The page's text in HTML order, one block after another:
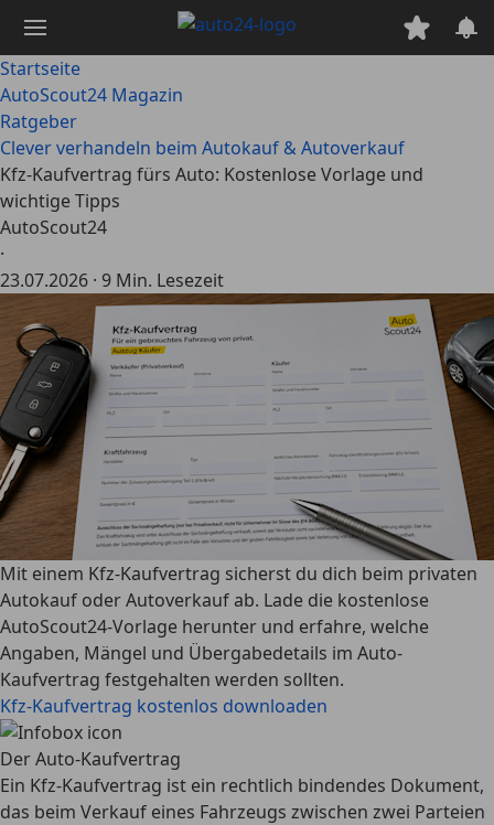
Hauptinhalt
springen
Startseite
AutoScout24 Magazin
Ratgeber
Clever verhandeln beim Autokauf & Autoverkauf
Kfz-Kaufvertrag fürs Auto: Kostenlose Vorlage und
wichtige Tipps
AutoScout24
·
23.07.2026 · 9 Min. Lesezeit
Mit einem Kfz-Kaufvertrag sicherst du dich beim privaten
Autokauf oder Autoverkauf ab. Lade die kostenlose
AutoScout24-Vorlage herunter und erfahre, welche
Angaben, Mängel und Übergabedetails im Auto-
Kaufvertrag festgehalten werden sollten.
Kfz-Kaufvertrag kostenlos downloaden
Der Auto-Kaufvertrag
Ein Kfz-Kaufvertrag ist ein rechtlich bindendes Dokument,
das beim Verkauf eines Fahrzeugs zwischen zwei Parteien